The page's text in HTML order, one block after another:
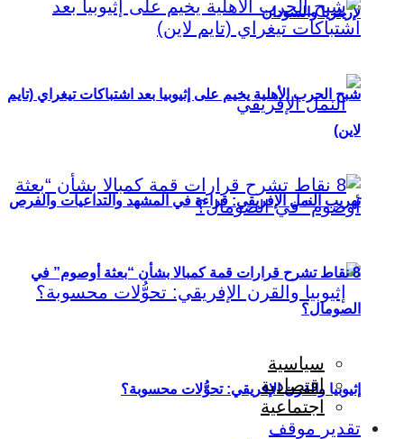
لإريتريا والسودان
تهريب النمل الإفريقي: قراءة في المشهد والتداعيات والفرص
إثيوبيا والقرن الإفريقي: تحوُّلات محسوبة؟
شبح الحرب الأهلية يخيم على إثيوبيا بعد اشتباكات تيغراي (تايم
لاين)
8 نقاط تشرح قرارات قمة كمبالا بشأن “بعثة أوصوم” في
الصومال؟
سياسية
اقتصادية
اجتماعية
تقدير موقف